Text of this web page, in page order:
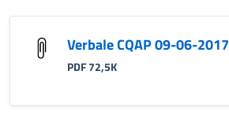
Verbale CQAP 09-06-2017
PDF 72,5K